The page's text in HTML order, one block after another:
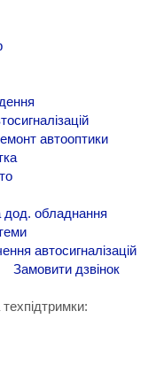
автооптики
дод. обладнання
автосигналізацій
Замовити дзвінок
техпідтримки: